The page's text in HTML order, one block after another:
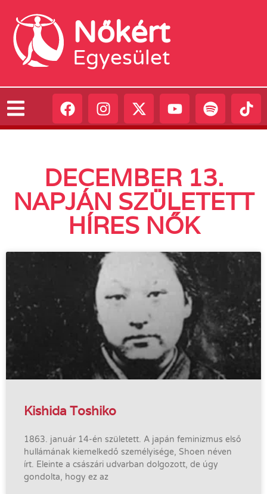
Nőkért
Egyesület
DECEMBER 13.
NAPJÁN SZÜLETETT
HÍRES NŐK
Kishida Toshiko
1863. január 14-én született. A japán feminizmus első
hullámának kiemelkedő személyisége, Shoen néven
írt. Eleinte a császári udvarban dolgozott, de úgy
gondolta, hogy ez az